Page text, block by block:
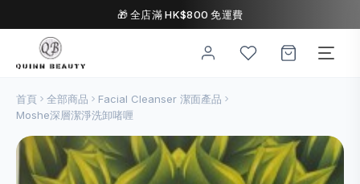
🎁 全店滿 HK$800 免運費
首頁 全部商品
Facial Cleanser 潔面產品
Moshe深層潔淨洗卸啫喱